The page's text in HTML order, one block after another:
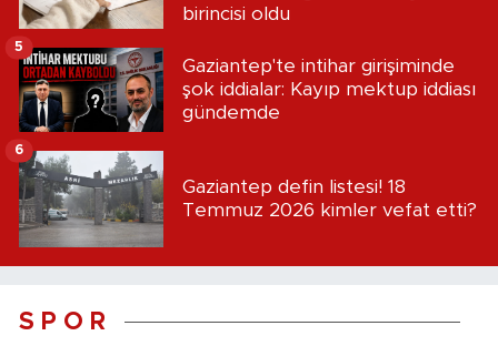
birincisi oldu
Gaziantep'te intihar girişiminde
şok iddialar: Kayıp mektup iddiası
gündemde
5
Gaziantep defin listesi! 18
Temmuz 2026 kimler vefat etti?
6
S P O R